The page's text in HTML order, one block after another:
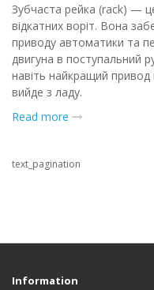
Зубчаста рейка (rack) —
відкатних воріт. Вона
приводу автоматики та
двигуна в поступальний
навіть найкращий
вийде з ладу.
Read more
text_pagination
Information